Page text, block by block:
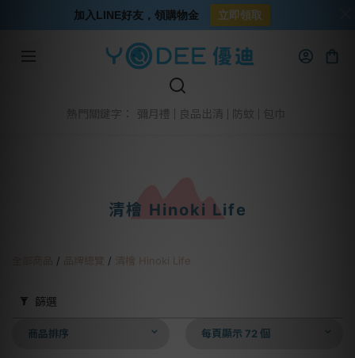
熱門關鍵字： 彌月禮 良品出清 防蚊
清檜 Hinoki Life
/ 品牌總覽 / 清檜 Hinoki Life
篩選
商品排序 每頁顯示 72 個
加入LINE好友，領購物金 立即領取